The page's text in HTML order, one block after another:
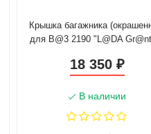
Крышка багажника
для B@3 2190 "L@DA
18 350 ₽
В наличии